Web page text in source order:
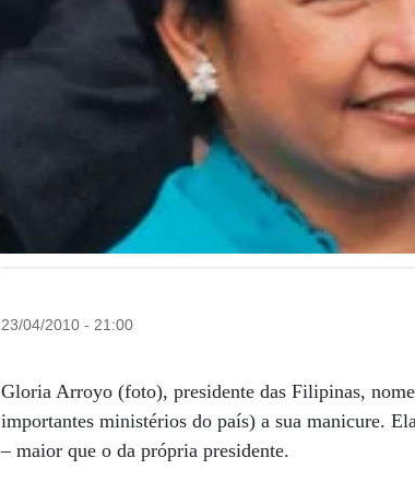
23/04/2010 - 21:00
Gloria Arroyo (foto), presidente das Filipinas,
importantes ministérios do país) a sua manicure.
– maior que o da própria presidente.